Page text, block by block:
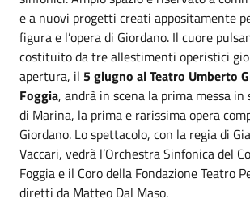
e a nuovi progetti creati appositamente
figura e l’opera di Giordano. Il cuore
costituito da tre allestimenti operistici
apertura, il 5 giugno al Teatro Umberto
Foggia, andrà in scena la prima messa in
di Marina, la prima e rarissima opera
Giordano. Lo spettacolo, con la regia di
Vaccari, vedrà l’Orchestra Sinfonica del
Foggia e il Coro della Fondazione Teatro
diretti da Matteo Dal Maso.